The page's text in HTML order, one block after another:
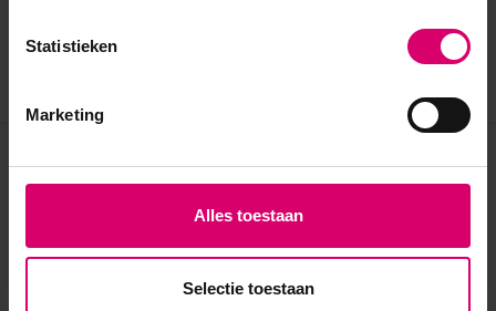
Statistieken
Marketing
Alles toestaan
Selectie toestaan
Eerder bekeken